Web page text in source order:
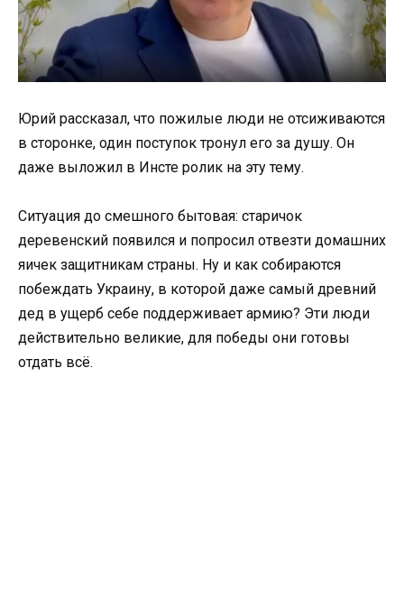
Юрий рассказал, что пожилые люди не отсиживаются
в сторонке, один поступок тронул его за душу. Он
даже выложил в Инсте ролик на эту тему.
Ситуация до смешного бытовая: старичок
деревенский появился и попросил отвезти домашних
яичек защитникам страны. Ну и как собираются
побеждать Украину, в которой даже самый древний
дед в ущерб себе поддерживает армию? Эти люди
действительно великие, для победы они готовы
отдать всё.